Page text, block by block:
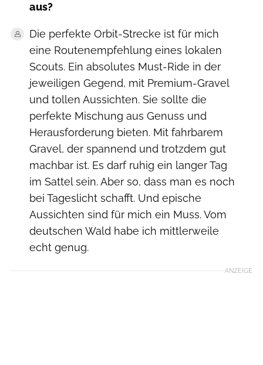
aus?
Die perfekte Orbit-Strecke ist für mich
eine Routenempfehlung eines lokalen
Scouts. Ein absolutes Must-Ride in der
jeweiligen Gegend, mit Premium-Gravel
und tollen Aussichten. Sie sollte die
perfekte Mischung aus Genuss und
Herausforderung bieten. Mit fahrbarem
Gravel, der spannend und trotzdem gut
machbar ist. Es darf ruhig ein langer Tag
im Sattel sein. Aber so, dass man es noch
bei Tageslicht schafft. Und epische
Aussichten sind für mich ein Muss. Vom
deutschen Wald habe ich mittlerweile
echt genug.
ANZEIGE